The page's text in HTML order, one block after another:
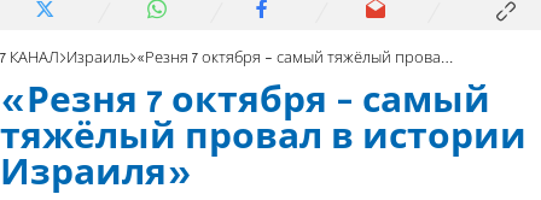
7 КАНАЛ Израиль «Резня 7 октября - самый тяжёлый провал в истории Израиля»
«Резня 7 октября - самый
тяжёлый провал в истории
Израиля»